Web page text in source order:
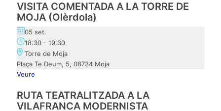
VISITA COMENTADA A LA TORRE DE
MOJA (Olèrdola)
05 set.
18:30- 19:30
Torre de Moja
Plaça Te Deum, 5, 08734 Moja
Veure
RUTA TEATRALITZADA A LA
VILAFRANCA MODERNISTA